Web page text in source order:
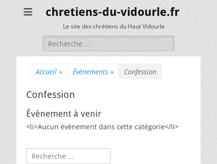
chretiens-du-vidourle.fr
Le site des chrétiens du Haut Vidourle
Rechercher :
Accueil » Évènements » Confession
Confession
Évènement à venir
<li>Aucun évènement dans cette catégorie</li>
Rechercher :